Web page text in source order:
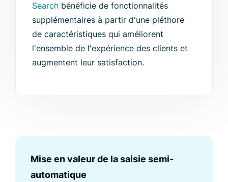
Search bénéficie de fonctionnalités
supplémentaires à partir d'une pléthore
de caractéristiques qui améliorent
l'ensemble de l'expérience des clients et
augmentent leur satisfaction.
Mise en valeur de la saisie semi-
automatique